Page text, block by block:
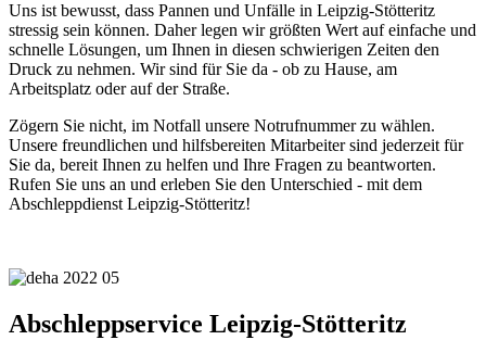
Uns ist bewusst, dass Pannen und Unfälle in Leipzig-Stötteritz
stressig sein können. Daher legen wir größten Wert auf einfache und
schnelle Lösungen, um Ihnen in diesen schwierigen Zeiten den
Druck zu nehmen. Wir sind für Sie da - ob zu Hause, am
Arbeitsplatz oder auf der Straße.
Zögern Sie nicht, im Notfall unsere Notrufnummer zu wählen.
Unsere freundlichen und hilfsbereiten Mitarbeiter sind jederzeit für
Sie da, bereit Ihnen zu helfen und Ihre Fragen zu beantworten.
Rufen Sie uns an und erleben Sie den Unterschied - mit dem
Abschleppdienst Leipzig-Stötteritz!
Abschleppservice Leipzig-Stötteritz